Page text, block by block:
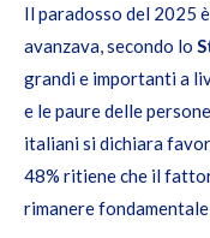
Il paradosso del 2025
avanzava, secondo lo
grandi e importanti a
e le paure delle
italiani si dichiara
48% ritiene che il
rimanere